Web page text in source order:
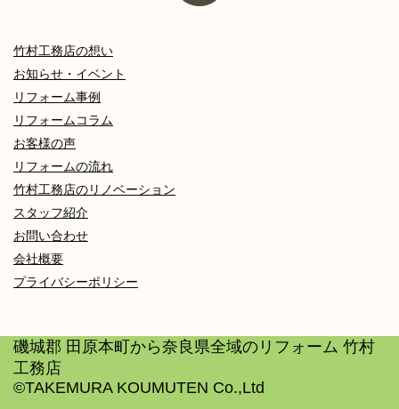
竹村工務店の想い
お知らせ・イベント
リフォーム事例
リフォームコラム
お客様の声
リフォームの流れ
竹村工務店のリノベーション
スタッフ紹介
お問い合わせ
会社概要
プライバシーポリシー
磯城郡 田原本町から奈良県全域のリフォーム 竹村
工務店
©TAKEMURA KOUMUTEN Co.,Ltd